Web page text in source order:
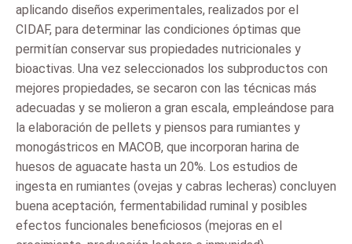
aplicando diseños experimentales, realizados por el
CIDAF, para determinar las condiciones óptimas que
permitían conservar sus propiedades nutricionales y
bioactivas. Una vez seleccionados los subproductos con
mejores propiedades, se secaron con las técnicas más
adecuadas y se molieron a gran escala, empleándose para
la elaboración de pellets y piensos para rumiantes y
monogástricos en MACOB, que incorporan harina de
huesos de aguacate hasta un 20%. Los estudios de
ingesta en rumiantes (ovejas y cabras lecheras) concluyen
buena aceptación, fermentabilidad ruminal y posibles
efectos funcionales beneficiosos (mejoras en el